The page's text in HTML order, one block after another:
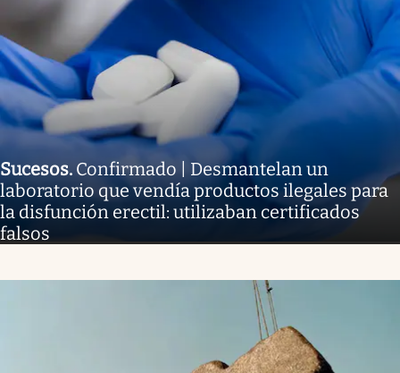
Sucesos. Confirmado | Desmantelan un
laboratorio que vendía productos ilegales para
la disfunción erectil: utilizaban certificados
falsos